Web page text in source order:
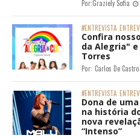
Por:Graziely Sofia
#ENTREVISTA
Confira
da Alegria"
Torres
Por: Carlos De Castro
#ENTREVISTA
Dona de
na história
nova
“Intenso”